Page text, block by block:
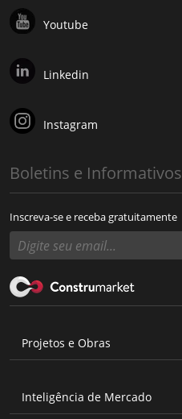
Youtube
Linkedin
Instagram
Boletins e Informativos
Inscreva-se e receba gratuitamente
Projetos e Obras
Inteligência de Mercado